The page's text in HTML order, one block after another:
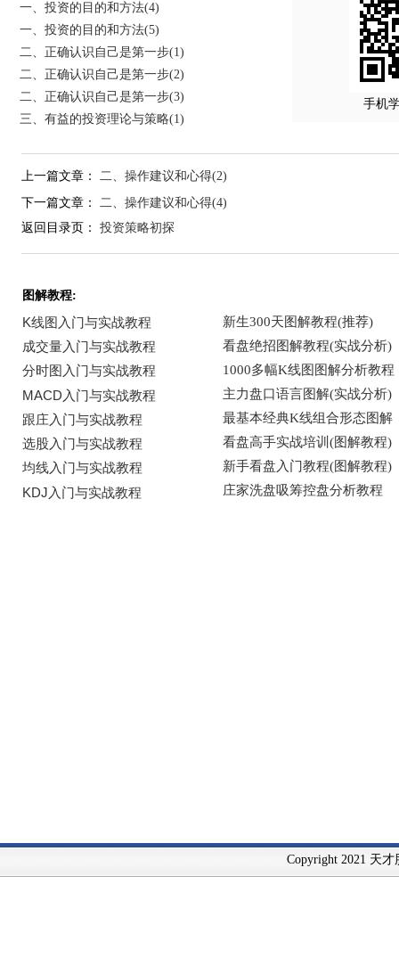
一、投资的目的和方法(4)
一、投资的目的和方法(5)
二、正确认识自己是第一步(1)
二、正确认识自己是第一步(2)
二、正确认识自己是第一步(3)
三、有益的投资理论与策略(1)
手机
上一篇文章： 二、操作建议和心得(2)
下一篇文章： 二、操作建议和心得(4)
返回目录页： 投资策略初探
图解教程:
Copyright 2021 天